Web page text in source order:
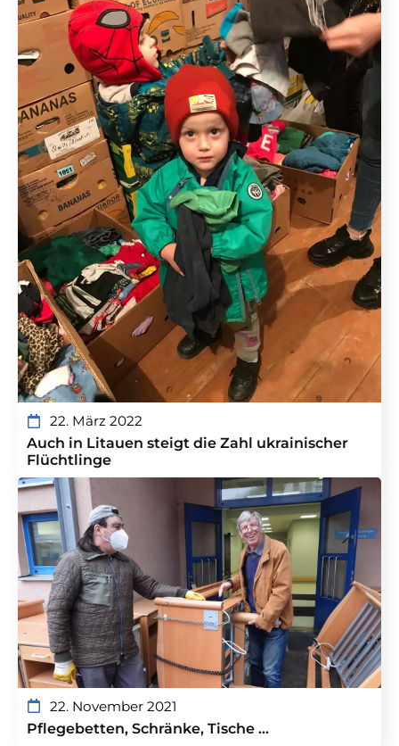
22. März 2022
Auch in Litauen steigt die Zahl ukrainischer
Flüchtlinge
22. November 2021
Pflegebetten, Schränke, Tische …